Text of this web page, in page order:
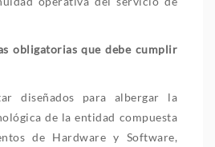
obligatorias que debe cumplir
diseñados para albergar la
de la entidad compuesta
de Hardware y Software,